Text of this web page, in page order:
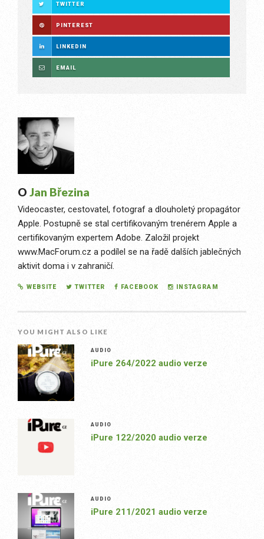
TWITTER
PINTEREST
LINKEDIN
EMAIL
O Jan Březina
Videocaster, cestovatel, fotograf a dlouholetý propagátor
Apple. Postupně se stal certifikovaným trenérem Apple a
certifikovaným expertem Adobe. Založil projekt
www.MacForum.cz a podílel se na řadě dalších jablečných
aktivit doma i v zahraničí.
WEBSITE TWITTER FACEBOOK INSTAGRAM
YOU MIGHT ALSO LIKE
AUDIO
iPure 264/2022 audio verze
AUDIO
iPure 122/2020 audio verze
AUDIO
iPure 211/2021 audio verze